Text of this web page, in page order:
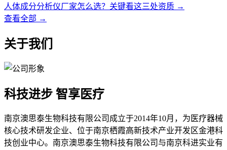
人体成分分析仪厂家怎么选？关键看这三处资质 →
查看全部 →
关于我们
科技进步 智享医疗
南京澳思泰生物科技有限公司成立于2014年10月，为医疗器械
核心技术研发企业、位于南京栖霞高新技术产业开发区金港科
技创业中心。南京澳思泰生物科技有限公司与南京科进实业有